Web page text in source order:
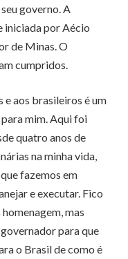
governo. A
iniciada por Aécio
de Minas. O
cumpridos.
e aos brasileiros é um
mim. Aqui foi
quatro anos de
na minha vida,
fazemos em
e executar. Fico
mas
para que
o Brasil de como é